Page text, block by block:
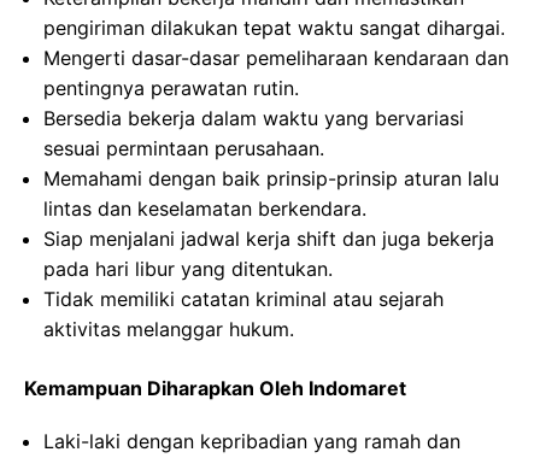
pengiriman dilakukan tepat waktu sangat dihargai.
Mengerti dasar-dasar pemeliharaan kendaraan dan
pentingnya perawatan rutin.
Bersedia bekerja dalam waktu yang bervariasi
sesuai permintaan perusahaan.
Memahami dengan baik prinsip-prinsip aturan lalu
lintas dan keselamatan berkendara.
Siap menjalani jadwal kerja shift dan juga bekerja
pada hari libur yang ditentukan.
Tidak memiliki catatan kriminal atau sejarah
aktivitas melanggar hukum.
Kemampuan Diharapkan Oleh Indomaret
Laki-laki dengan kepribadian yang ramah dan